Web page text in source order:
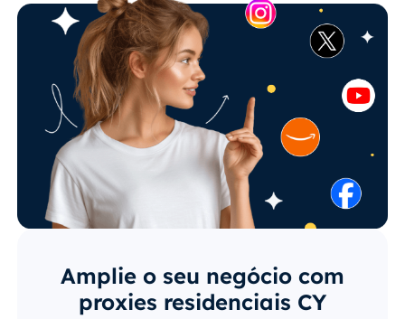
Amplie o seu negócio com
proxies residenciais CY